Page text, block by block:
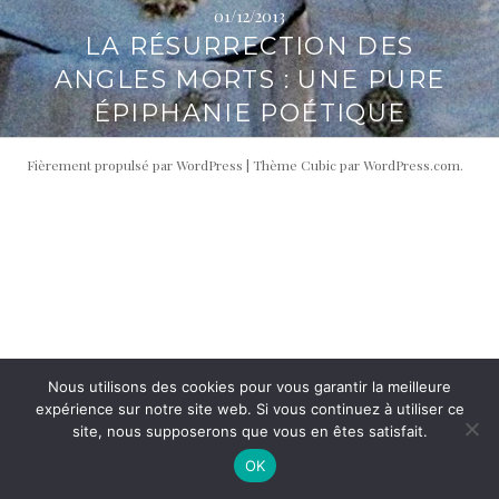
i
p
a
l
é
r
a
l
01/12/2013
LA RÉSURRECTION DES
ANGLES MORTS : UNE PURE
ÉPIPHANIE POÉTIQUE
Fièrement propulsé par WordPress | Thème Cubic parWordPress.com.
Nous utilisons des cookies pour vous garantir la meilleure
expérience sur notre site web. Si vous continuez à utiliser ce
site, nous supposerons que vous en êtes satisfait.
OK